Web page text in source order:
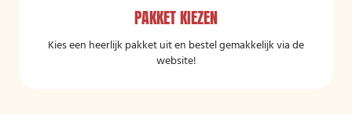
PAKKET KIEZEN
Kies een heerlijk pakket uit en bestel gemakkelijk via de
website!